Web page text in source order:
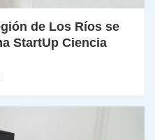
de Los Ríos se
StartUp Ciencia